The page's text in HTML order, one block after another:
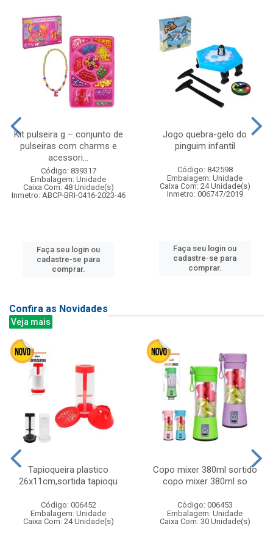
Kit pulseira g – conjunto de
pulseiras com charms e
acessori...
Código: 839317
Embalagem: Unidade
Caixa Com: 48 Unidade(s)
Inmetro: ABCP-BRI-0416-2023-46
Faça seu login ou
cadastre-se para
comprar.
Jogo quebra-gelo do
pinguim infantil
Código: 842598
Embalagem: Unidade
Caixa Com: 24 Unidade(s)
Inmetro: 006747/2019
Faça seu login ou
cadastre-se para
comprar.
Confira as Novidades
Veja mais
Tapioqueira plastico
26x11cm,sortida tapioqu
Código: 006452
Embalagem: Unidade
Caixa Com: 24 Unidade(s)
Copo mixer 380ml sortido
copo mixer 380ml so
Código: 006453
Embalagem: Unidade
Caixa Com: 30 Unidade(s)